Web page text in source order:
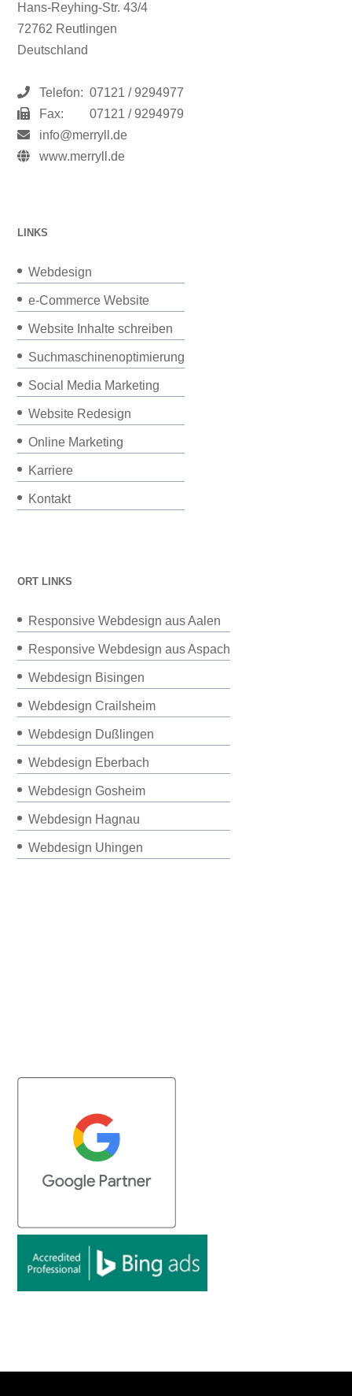
Hans-Reyhing-Str. 43/4
72762 Reutlingen
Deutschland
Telefon: 07121 / 9294977
Fax:
07121 / 9294979
info@merryll.de
www.merryll.de
LINKS
Webdesign
e-Commerce Website
Website Inhalte schreiben
Suchmaschinenoptimierung
Social Media Marketing
Website Redesign
Online Marketing
Karriere
Kontakt
ORT LINKS
Responsive Webdesign aus Aalen
Responsive Webdesign aus Aspach
Webdesign Bisingen
Webdesign Crailsheim
Webdesign Dußlingen
Webdesign Eberbach
Webdesign Gosheim
Webdesign Hagnau
Webdesign Uhingen